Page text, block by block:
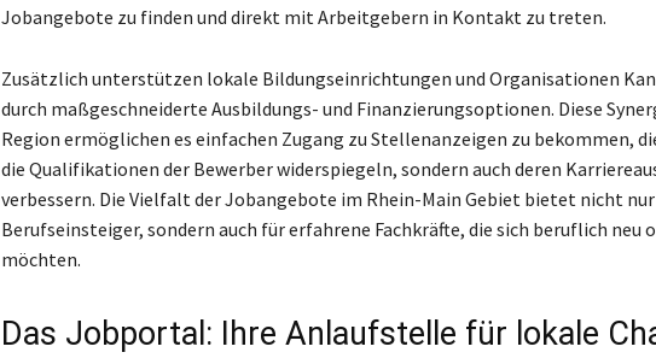
Jobangebote zu finden und direkt mit Arbeitgebern in Kontakt zu treten.
Zusätzlich unterstützen lokale Bildungseinrichtungen und Organisationen
durch maßgeschneiderte Ausbildungs- und Finanzierungsoptionen. Diese
Region ermöglichen es einfachen Zugang zu Stellenanzeigen zu bekommen,
die Qualifikationen der Bewerber widerspiegeln, sondern auch deren
verbessern. Die Vielfalt der Jobangebote im Rhein-Main Gebiet bietet nicht
Berufseinsteiger, sondern auch für erfahrene Fachkräfte, die sich beruflich neu
möchten.
Das Jobportal: Ihre Anlaufstelle für lokale